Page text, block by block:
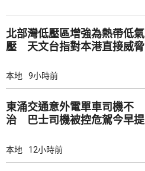
北部灣低壓區增強為熱帶低氣
壓 天文台指對本港直接威脅
本地 9小時前
東涌交通意外電單車司機不
治 巴士司機被控危駕今早提
本地 12小時前